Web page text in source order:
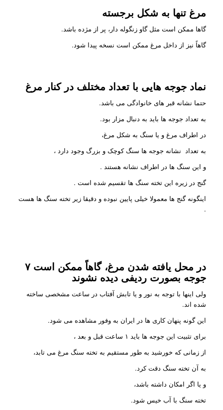
مرغ تنها به شکل برجسته
گاها ممکن است مثل گاو زنگوله دار، پر از مژده باشد.
گاهاً نیز از داخل مرغ ممکن است نسخه پیدا شود.
نماد جوجه هایی با تعداد مختلف در کنار مرغ
حتما نشانه قبر های خانوادگی می باشد.
به تعداد جوجه ها باید به دنبال مزار بود.
در اطراف مرغ و یا سنگ به شکل مرغ،
به تعداد نشانه جوجه ها سنگ کوچک و بزرگ وجود دارد ،
و این سنگ ها در اطراف نشانه هستند .
گنج در زیره این تخته سنگ ها تقسیم شده است .
اینگونه گنج ها معمولا خیلی پایین نبوده و دقیقا زیر تخته سنگ ها هست
.
در محل یافته شدن مرغ، گاهاً ممکن است ۷
جوجه بصورت ردیفی دیده نشوند
ولی اینها با توجه به نور و یا تابش آفتاب در ساعت مشخصی ساخته
شده اند.
این گونه پنهان کاری ها در ایران به وفور مشاهده می شود.
برای تثبیت این جوجه ها باید ۱ ساعت قبل و بعد ،
از زمانی که خورشید به طور مستقیم به تخته سنگ مرغ می تابد،
به آن تخته سنگ دقت کرد.
و یا اگر امکان داشته باشد،
تخته سنگ با آب خیس شود.